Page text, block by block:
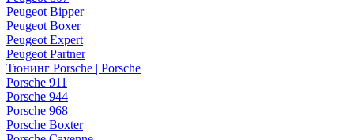
Peugeot Bipper
Peugeot Boxer
Peugeot Expert
Peugeot Partner
Тюнинг Porsche | Porsche
Porsche 911
Porsche 944
Porsche 968
Porsche Boxter